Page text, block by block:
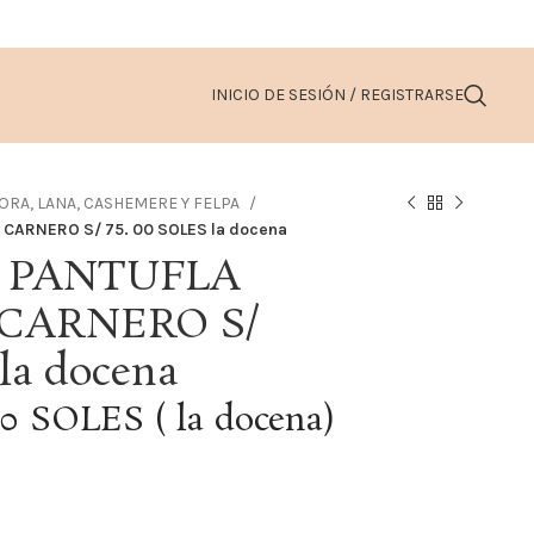
INICIO DE SESIÓN / REGISTRARSE
LANA, CASHEMERE Y FELPA
S/ 75. 00 SOLES la docena
S/
docena
SOLES ( la docena)